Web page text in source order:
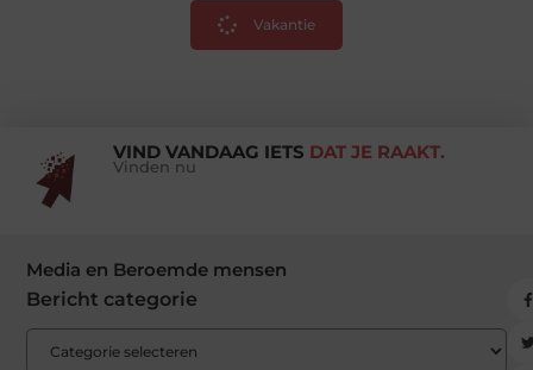
Vakantie
VIND VANDAAG IETS DAT JE RAAKT.
Vinden nu
Media en Beroemde mensen
Bericht categorie